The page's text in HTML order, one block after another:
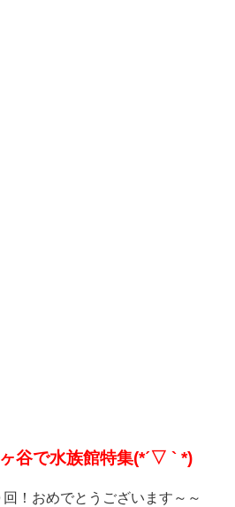
谷で水族館特集(*ˊ▽ ` *)
！おめでとうございます～～